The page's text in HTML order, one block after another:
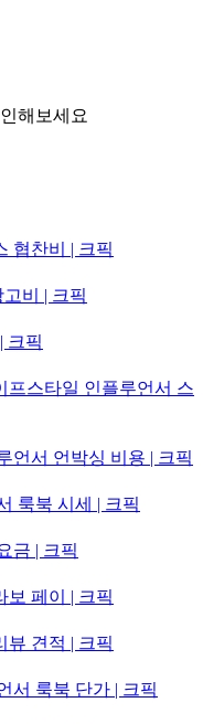
해보세요
협찬비 | 크픽
비 | 크픽
크픽
프스타일 인플루언서 스
언서 언박싱 비용 | 크픽
룩북 시세 | 크픽
금 | 크픽
보 페이 | 크픽
뷰 견적 | 크픽
서 룩북 단가 | 크픽